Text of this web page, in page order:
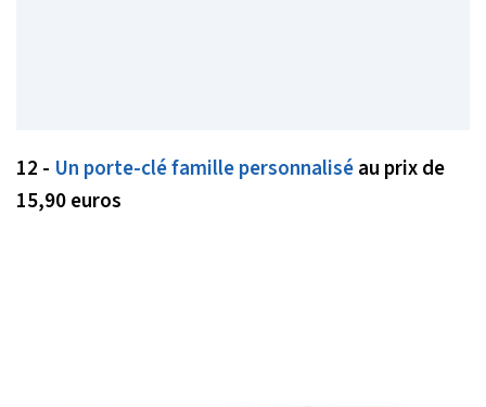
12 - Un porte-clé famille personnaliséau prix de
15,90 euros